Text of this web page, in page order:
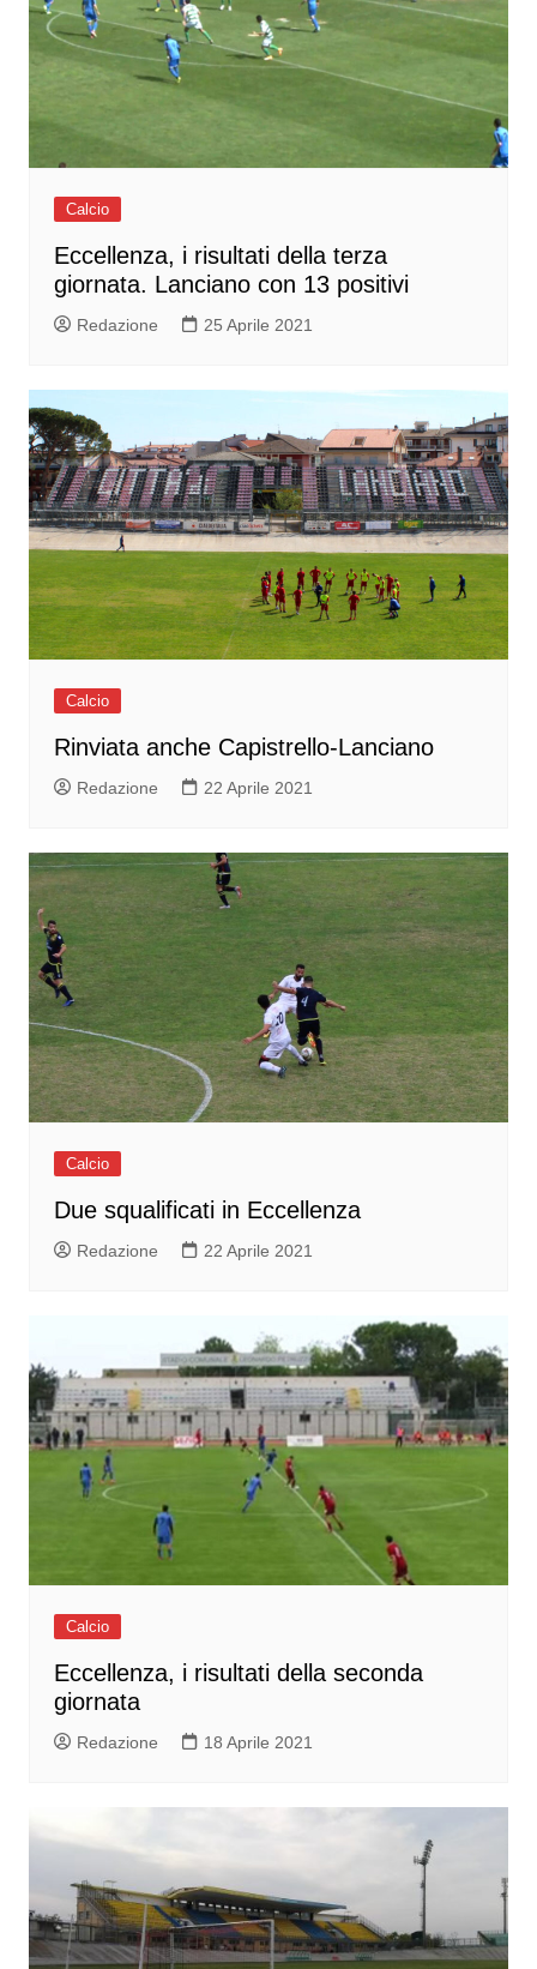
Calcio
Eccellenza, i risultati della terza
giornata. Lanciano con 13 positivi
Redazione 25 Aprile 2021
Calcio
Rinviata anche Capistrello-Lanciano
Redazione 22 Aprile 2021
Calcio
Due squalificati in Eccellenza
Redazione 22 Aprile 2021
Calcio
Eccellenza, i risultati della seconda
giornata
Redazione 18 Aprile 2021